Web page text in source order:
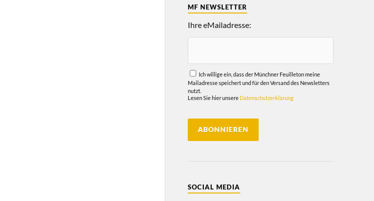
MF NEWSLETTER
Ihre eMailadresse:
Ich willige ein, dass der Münchner Feuilleton meine
Mailadresse speichert und für den Versand des Newsletters
nutzt.
Lesen Sie hier unsere Datenschutzerklärung
SOCIAL MEDIA